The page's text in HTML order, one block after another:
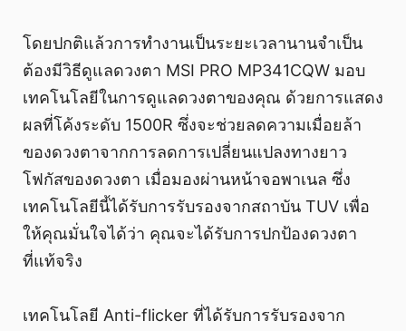
โดยปกติแล้วการทำงานเป็นระยะเวลานานจำเป็น
ต้องมีวิธีดูแลดวงตา MSI PRO MP341CQW มอบ
เทคโนโลยีในการดูแลดวงตาของคุณ ด้วยการแสดง
ผลที่โค้งระดับ 1500R ซึ่งจะช่วยลดความเมื่อยล้า
ของดวงตาจากการลดการเปลี่ยนแปลงทางยาว
โฟกัสของดวงตา เมื่อมองผ่านหน้าจอพาเนล ซึ่ง
เทคโนโลยีนี้ได้รับการรับรองจากสถาบัน TUV เพื่อ
ให้คุณมั่นใจได้ว่า คุณจะได้รับการปกป้องดวงตา
ที่แท้จริง
เทคโนโลยี Anti-flicker ที่ได้รับการรับรองจาก